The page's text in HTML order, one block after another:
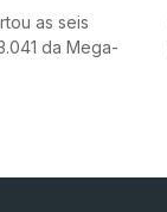
as seis
da Mega-